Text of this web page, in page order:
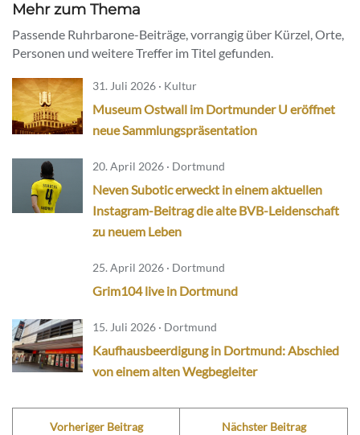
Mehr zum Thema
Passende Ruhrbarone-Beiträge, vorrangig über Kürzel, Orte,
Personen und weitere Treffer im Titel gefunden.
31. Juli 2026 · Kultur
Museum Ostwall im Dortmunder U eröffnet
neue Sammlungspräsentation
20. April 2026 · Dortmund
Neven Subotic erweckt in einem aktuellen
Instagram-Beitrag die alte BVB-Leidenschaft
zu neuem Leben
25. April 2026 · Dortmund
Grim104 live in Dortmund
15. Juli 2026 · Dortmund
Kaufhausbeerdigung in Dortmund: Abschied
von einem alten Wegbegleiter
Vorheriger Beitrag Nächster Beitrag